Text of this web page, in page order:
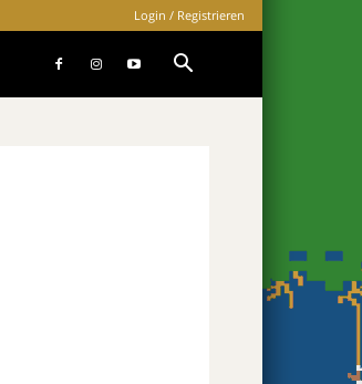
Login / Registrieren